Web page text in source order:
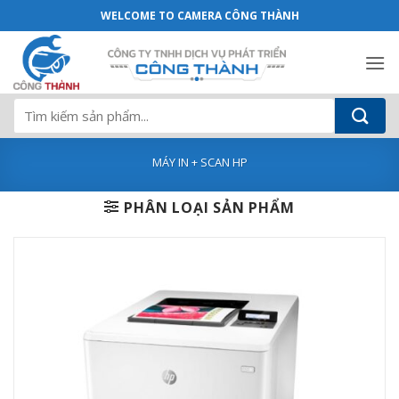
qua
dung
Máy in laser HP ENT M553DN- B5L25A
WELCOME TO CAMERA CÔNG THÀNH
Tìm
kiếm:
MÁY IN + SCAN HP
PHÂN LOẠI SẢN PHẨM